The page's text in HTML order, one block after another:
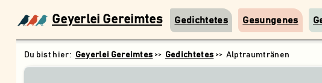
Geyerlei Gereimtes Gedichtetes Gesungenes
Geyerlei Gereimtes Gedichtetes Alptraumtränen